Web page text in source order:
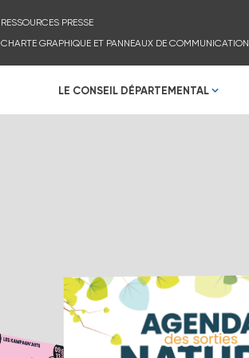
RESSOURCES PRESSE
CHARTE GRAPHIQUE ET PANNEAUX DE COMMUNICATION
LE CONSEIL DÉPARTEMENTAL